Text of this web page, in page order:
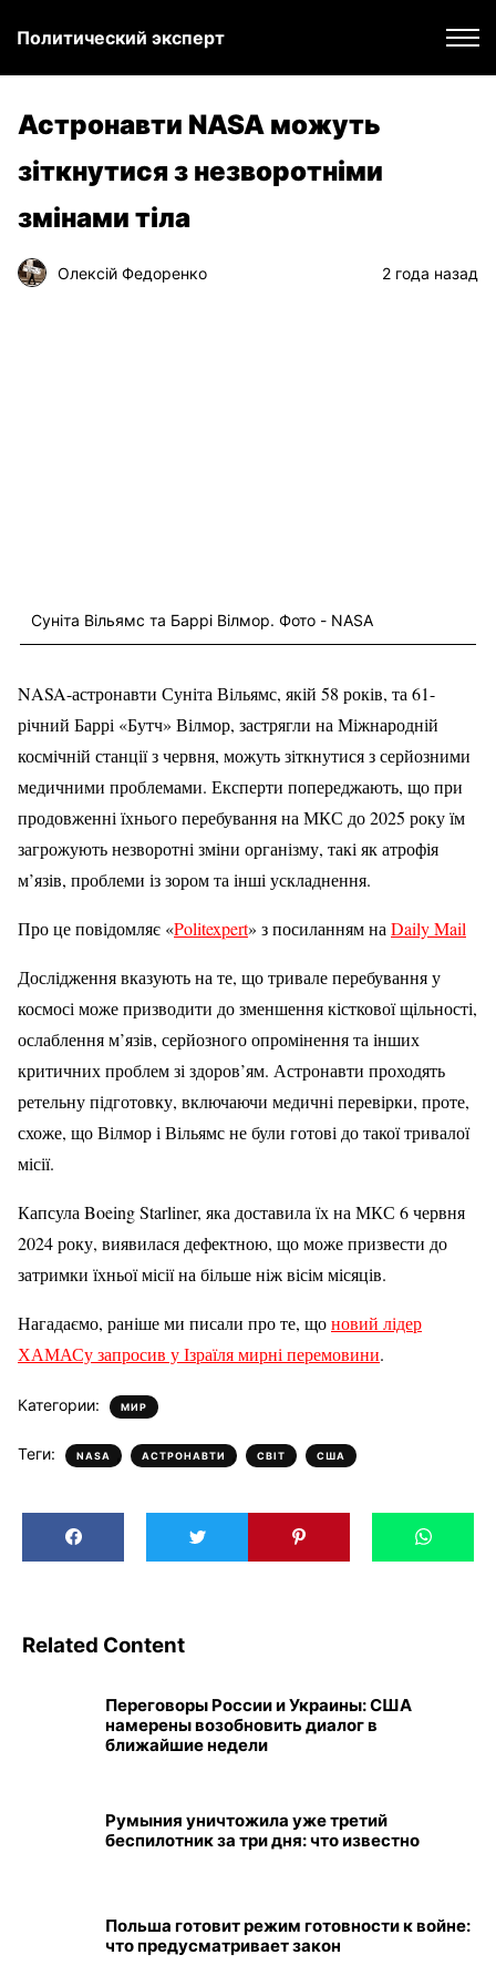
Политический эксперт
Астронавти NASA можуть
зіткнутися з незворотніми
змінами тіла
Олексій Федоренко 2 года назад
Суніта Вільямс та Баррі Вілмор. Фото - NASA
NASA-астронавти Суніта Вільямс, якій 58 років, та 61-
річний Баррі «Бутч» Вілмор, застрягли на Міжнародній
космічній станції з червня, можуть зіткнутися з серйозними
медичними проблемами. Експерти попереджають, що при
продовженні їхнього перебування на МКС до 2025 року їм
загрожують незворотні зміни організму, такі як атрофія
м’язів, проблеми із зором та інші ускладнення.
Про це повідомляє «Politexpert» з посиланням на Daily Mail
Дослідження вказують на те, що тривале перебування у
космосі може призводити до зменшення кісткової щільності,
ослаблення м’язів, серйозного опромінення та інших
критичних проблем зі здоров’ям. Астронавти проходять
ретельну підготовку, включаючи медичні перевірки, проте,
схоже, що Вілмор і Вільямс не були готові до такої тривалої
місії.
Капсула Boeing Starliner, яка доставила їх на МКС 6 червня
2024 року, виявилася дефектною, що може призвести до
затримки їхньої місії на більше ніж вісім місяців.
Нагадаємо, раніше ми писали про те, щоновий лідер
ХАМАСу запросив у Ізраїля мирні перемовини.
Категории: МИР
Теги: NASA , АСТРОНАВТИ , СВІТ , США
Related Content
Переговоры России и Украины: США
намерены возобновить диалог в
ближайшие недели
Румыния уничтожила уже третий
беспилотник за три дня: что известно
Польша готовит режим готовности к войне:
что предусматривает закон